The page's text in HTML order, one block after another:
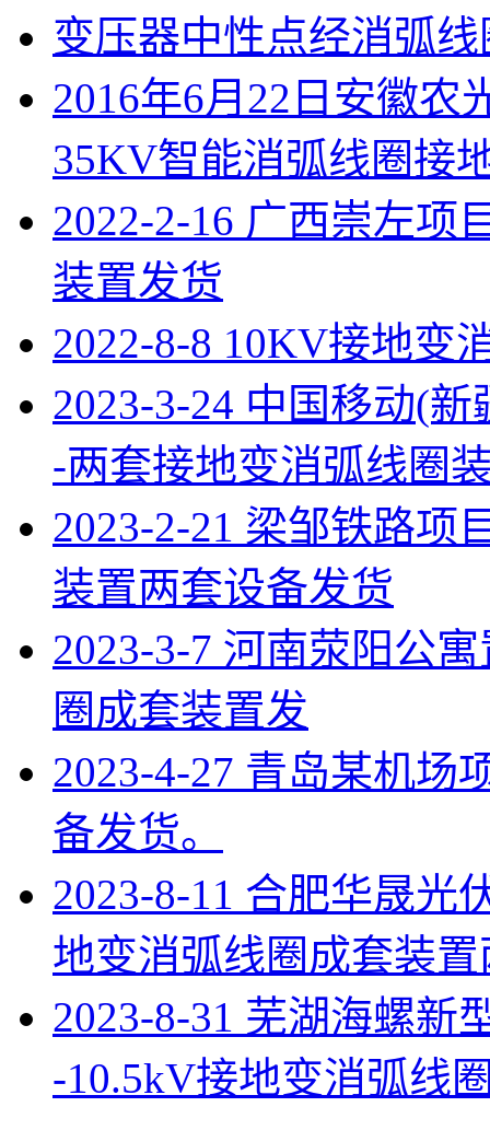
变压器中性点经消弧
2016年6月22日安徽农
35KV智能消弧线圈接
2022-2-16 广西崇左项
装置发货
2022-8-8 10KV接地变
2023-3-24 中国移动(
-两套接地变消弧线圈
2023-2-21 梁邹铁路项
装置两套设备发货
2023-3-7 河南荥阳公
圈成套装置发
2023-4-27 青岛某机场
备发货。
2023-8-11 合肥华晟光
地变消弧线圈成套装
2023-8-31 芜湖海螺新
-10.5kV接地变消弧线